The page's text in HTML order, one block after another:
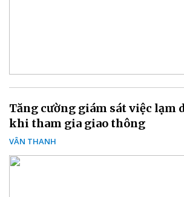
Tăng cường giám sát việc lạm
khi tham gia giao thông
VÂN THANH